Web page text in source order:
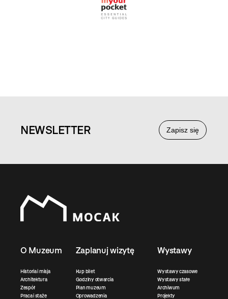
Zapisz się
NEWSLETTER
O Muzeum
Historia i misja
Architektura
Zespół
Praca i staże
Zaplanuj wizytę
Kup bilet
Godziny otwarcia
Plan muzeum
Oprowadzenia
Wystawy
Wystawy czasowe
Wystawy stałe
Archiwum
Projekty